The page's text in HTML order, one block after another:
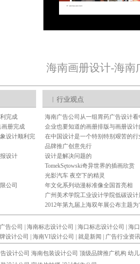
海南画册设计-海南
完成
画册完成
设计顺利完
设计
公司
︱行业观点
海南广告公司从一组胃药广告设计看
化差异
企业也要知道的画册排版与画册设计
在中国设计是一个特别特别艰苦的行
品牌推广创意先行
设计是解决问题的
TomekSętowski奇异世界的插画欣赏
光影汽车 夜空下的精灵
年文化系列动漫标准像全国首亮相
广州美术学院工业设计学院低碳设计
开幕
2012年第九届上海双年展公布主题为
发电”
告公司 海南标志设计公司 海口标志设计公司
海
设计公司 海南VI设计公司 就是新闻 广告行业资讯
设计公司 海南包装设计公司 顶级品牌推广机构 幼